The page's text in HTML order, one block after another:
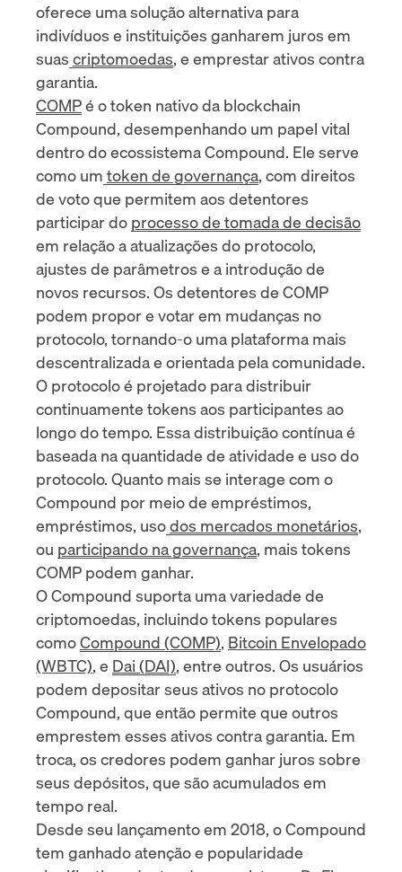
oferece uma solução alternativa para
indivíduos e instituições ganharem juros em
suas criptomoedas, e emprestar ativos contra
garantia.
COMPé o token nativo da blockchain
Compound, desempenhando um papel vital
dentro do ecossistema Compound. Ele serve
como um token de governança, com direitos
de voto que permitem aos detentores
participar do processo de tomada de decisão
em relação a atualizações do protocolo,
ajustes de parâmetros e a introdução de
novos recursos. Os detentores de COMP
podem propor e votar em mudanças no
protocolo, tornando-o uma plataforma mais
descentralizada e orientada pela comunidade.
O protocolo é projetado para distribuir
continuamente tokens aos participantes ao
longo do tempo. Essa distribuição contínua é
baseada na quantidade de atividade e uso do
protocolo. Quanto mais se interage com o
Compound por meio de empréstimos,
empréstimos, usodos mercados monetários,
ou participando na governança, mais tokens
COMP podem ganhar.
O Compound suporta uma variedade de
criptomoedas, incluindo tokens populares
comoCompound (COMP), Bitcoin Envelopado
(WBTC), e Dai (DAI), entre outros. Os usuários
podem depositar seus ativos no protocolo
Compound, que então permite que outros
emprestem esses ativos contra garantia. Em
troca, os credores podem ganhar juros sobre
seus depósitos, que são acumulados em
tempo real.
Desde seu lançamento em 2018, o Compound
tem ganhado atenção e popularidade